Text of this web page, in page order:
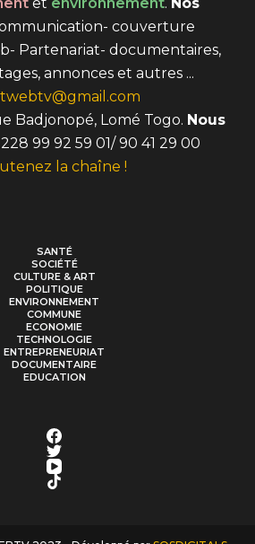
couverture
Partenariat- documentaires,
annonces et autres ...
Badjonopé, Lomé Togo. Nous
99 92 59 01/ 90 41 29 00
la chaîne !
SANTÉ
SOCIÉTÉ
CULTURE & ART
POLITIQUE
ENVIRONNEMENT
COMMUNE
ECONOMIE
TECHNOLOGIE
ENTREPRENEURIAT
DOCUMENTAIRE
EDUCATION